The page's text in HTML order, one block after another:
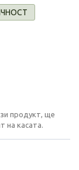
продукт, ще
на касата.